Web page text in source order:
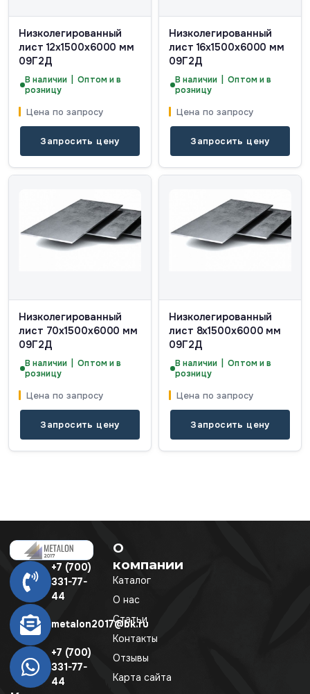
Низколегированный
лист 12х1500х6000 мм
09Г2Д
В наличии | Оптом и в
розницу
Цена по запросу
Запросить цену
Низколегированный
лист 16х1500х6000 мм
09Г2Д
В наличии | Оптом и в
розницу
Цена по запросу
Запросить цену
Низколегированный
лист 70х1500х6000 мм
09Г2Д
В наличии | Оптом и в
розницу
Цена по запросу
Запросить цену
Низколегированный
лист 8х1500х6000 мм
09Г2Д
В наличии | Оптом и в
розницу
Цена по запросу
Запросить цену
+7 (700)
331-77-
44
metalon2017@bk.ru
+7 (700)
331-77-
44
О
компании
Каталог
О нас
Статьи
Контакты
Отзывы
Карта сайта